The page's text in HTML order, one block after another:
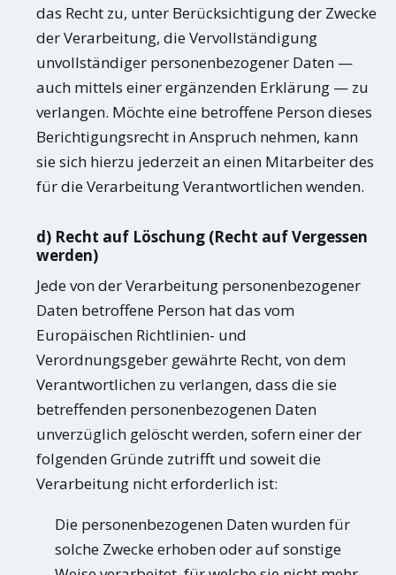
das Recht zu, unter Berücksichtigung der Zwecke
der Verarbeitung, die Vervollständigung
unvollständiger personenbezogener Daten —
auch mittels einer ergänzenden Erklärung — zu
verlangen. Möchte eine betroffene Person dieses
Berichtigungsrecht in Anspruch nehmen, kann
sie sich hierzu jederzeit an einen Mitarbeiter des
für die Verarbeitung Verantwortlichen wenden.
d) Recht auf Löschung (Recht auf Vergessen
werden)
Jede von der Verarbeitung personenbezogener
Daten betroffene Person hat das vom
Europäischen Richtlinien- und
Verordnungsgeber gewährte Recht, von dem
Verantwortlichen zu verlangen, dass die sie
betreffenden personenbezogenen Daten
unverzüglich gelöscht werden, sofern einer der
folgenden Gründe zutrifft und soweit die
Verarbeitung nicht erforderlich ist:
Die personenbezogenen Daten wurden für
solche Zwecke erhoben oder auf sonstige